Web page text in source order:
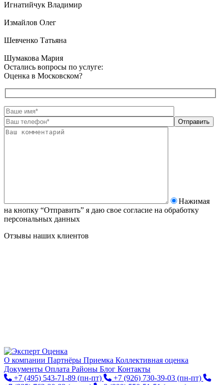
Игнатийчук Владимир
Измайлов Олег
Шевченко Татьяна
Шумакова Мария
Остались вопросы по услуге:
Оценка в Московском?
Нажимая
на кнопку “Отправить” я даю свое согласие на обработку
персональных данных
Отзывы наших клиентов
О компании Партнёры Приемка Коллективная оценка
Документы Оплата Районы Блог Контакты
+7 (495) 543-71-89 (пн-пт) +7 (926) 730-39-03 (пн-пт)